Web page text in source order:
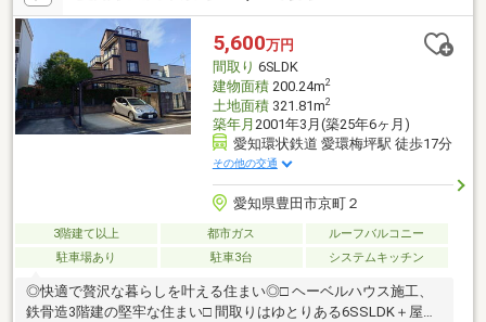
5,600万円
間取り 6SLDK
建物面積200.24m2
土地面積321.81m2
築年月 2001年3月(築25年6ヶ月)
愛知環状鉄道 愛環梅坪駅 徒歩17分
その他の交通
愛知県豊田市京町２
3階建て以上 都市ガス
ルーフバルコニー
駐車場あり
駐車3台 システムキッチン
◎快適で贅沢な暮らしを叶える住まい◎□ ヘーベルハウス施工、
鉄骨造3階建の堅牢な住まい□ 間取りはゆとりある6SSLDK＋屋上